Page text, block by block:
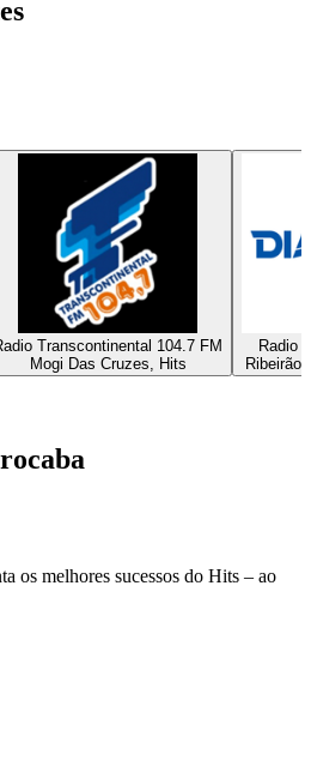
Transcontinental 104.7 FM
Mogi Das Cruzes, Hits
Radio
Ribeirão
os melhores sucessos do Hits – ao